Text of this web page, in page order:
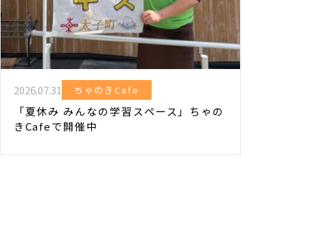
2026.07.31 ちゃのきCafe
「夏休み みんなの学習スペース」ちゃの
きCafeで開催中